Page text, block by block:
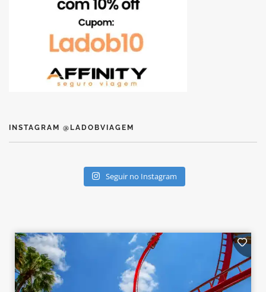
INSTAGRAM @LADOBVIAGEM
Seguir no Instagram